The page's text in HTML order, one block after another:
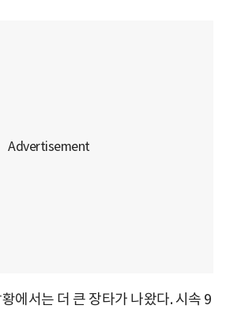
에서는 더 큰 장타가 나왔다. 시속 9